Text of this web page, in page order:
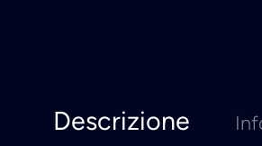
Descrizione